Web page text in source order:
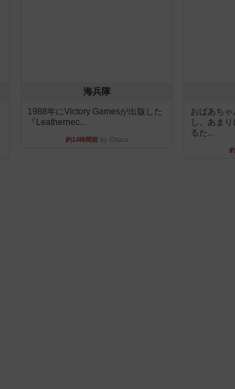
海兵隊
1988年にVictory Gamesが出版した
『Leathernec...
約14時間前by Chaco
おばあち
し、あま
るた...